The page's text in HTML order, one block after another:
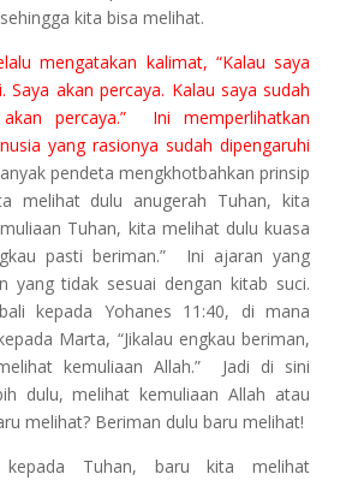
kita bisa melihat.
mengatakan kalimat, “Kalau saya
Saya akan percaya. Kalau saya sudah
percaya.” Ini memperlihatkan
yang rasionya sudah dipengaruhi
pendeta mengkhotbahkan prinsip
melihat dulu anugerah Tuhan, kita
Tuhan, kita melihat dulu kuasa
pasti beriman.” Ini ajaran yang
yang tidak sesuai dengan kitab suci.
kepada Yohanes 11:40, di mana
Marta, “Jikalau engkau beriman,
kemuliaan Allah.” Jadi di sini
dulu, melihat kemuliaan Allah atau
melihat? Beriman dulu baru melihat!
Tuhan, baru kita melihat